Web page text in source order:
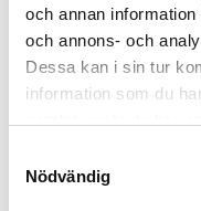
och annan
och annons- och
Dessa kan i sin tur
information som du
Nödvändig
Fler varianter
&tradition
PENDANT - BLOWN SW3